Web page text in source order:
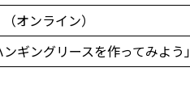
オンライン）
ギングリースを作ってみよう」